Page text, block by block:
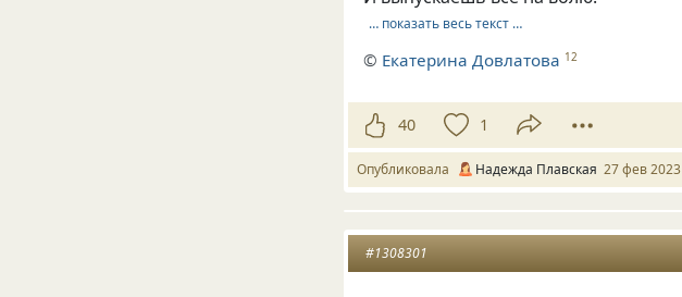
… показать весь текст …
© Екатерина Довлатова 12
40 1
Опубликовала Надежда Плавская 27 фев 2023
#1308301